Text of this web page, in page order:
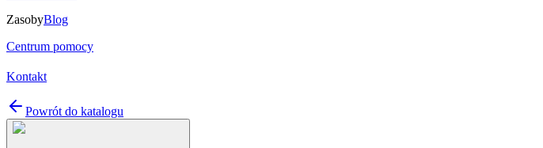
ZasobyBlog
Centrum pomocy
Kontakt
Powrót do katalogu